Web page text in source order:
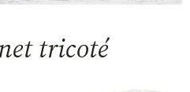
tricoté